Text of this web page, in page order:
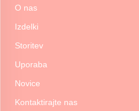
O nas
Izdelki
Storitev
Uporaba
Novice
Kontaktirajte nas